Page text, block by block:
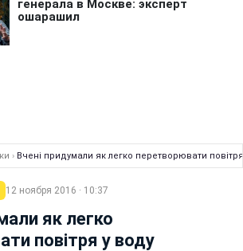
› Вчені придумали як легко перетворювати
12 ноября 2016 · 10:37
як легко
повітря у воду